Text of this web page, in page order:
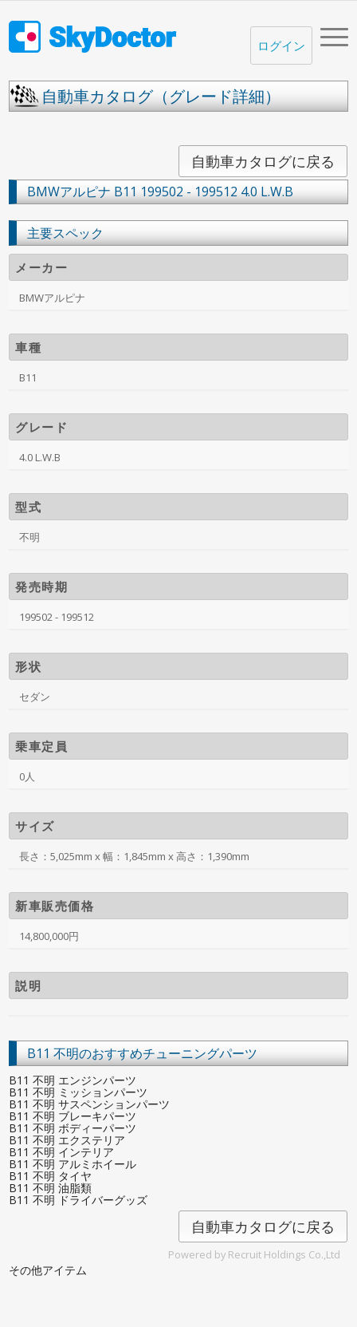
ログイン
自動車カタログ（グレード詳細）
自動車カタログに戻る
BMWアルピナ B11 199502 - 199512 4.0 L.W.B
主要スペック
メーカー
BMWアルピナ
車種
B11
グレード
4.0 L.W.B
型式
不明
発売時期
199502 - 199512
形状
セダン
乗車定員
0人
サイズ
長さ：5,025mm x 幅：1,845mm x 高さ：1,390mm
新車販売価格
14,800,000円
説明
B11 不明のおすすめチューニングパーツ
B11 不明 エンジンパーツ
B11 不明 ミッションパーツ
B11 不明 サスペンションパーツ
B11 不明 ブレーキパーツ
B11 不明 ボディーパーツ
B11 不明 エクステリア
B11 不明 インテリア
B11 不明 アルミホイール
B11 不明 タイヤ
B11 不明 油脂類
B11 不明 ドライバーグッズ
自動車カタログに戻る
Powered by Recruit Holdings Co.,Ltd
その他アイテム